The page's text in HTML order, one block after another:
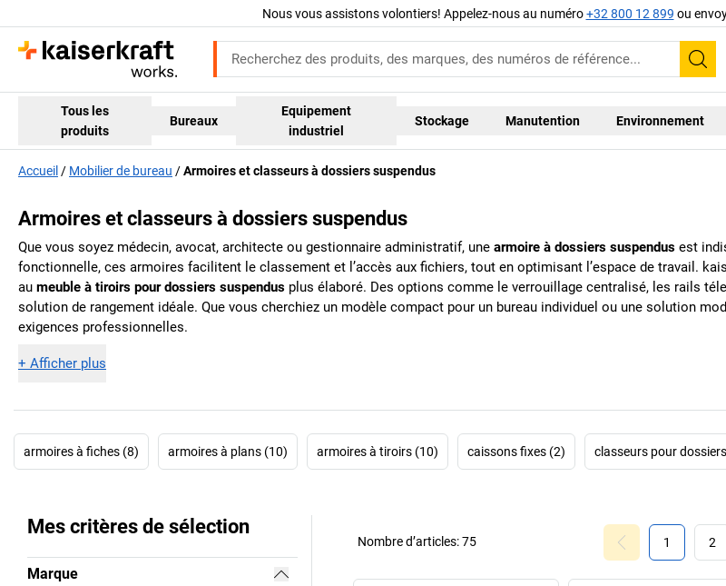
Nous vous assistons volontiers! Appelez-nous au numéro+32 800 12 899 ou
Tous les
produits
Bureaux
Equipement
industriel
Stockage Manutention Environnement
Accueil Mobilier de bureau Armoires et classeurs à dossiers suspendus
Armoires et classeurs à dossiers suspendus
Que vous soyez médecin, avocat, architecte ou gestionnaire administratif, une armoire à dossiers suspendus est
fonctionnelle, ces armoires facilitent le classement et l’accès aux fichiers, tout en optimisant l’espace de travail.
au meuble à tiroirs pour dossiers suspendus plus élaboré. Des options comme le verrouillage centralisé, les rails
solution de rangement idéale. Que vous cherchiez un modèle compact pour un bureau individuel ou une solution
exigences professionnelles.
+ Afficher plus
armoires à fiches (8) armoires à plans (10) armoires à tiroirs (10) caissons fixes (2) classeurs pour
Mes critères de sélection
Marque
1 2
Nombre d’articles:75